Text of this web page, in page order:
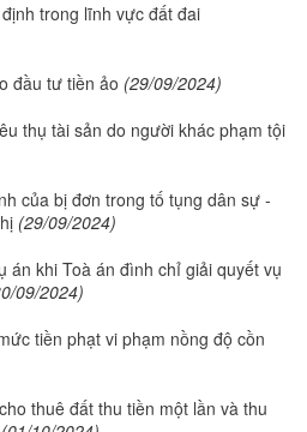
trong lĩnh vực đất đai
đầu tư tiền ảo (29/09/2024)
thụ tài sản do người khác phạm tội
của bị đơn trong tố tụng dân sự -
(29/09/2024)
án khi Toà án đình chỉ giải quyết vụ
09/2024)
tiền phạt vi phạm nồng độ cồn
thuê đất thu tiền một lần và thu